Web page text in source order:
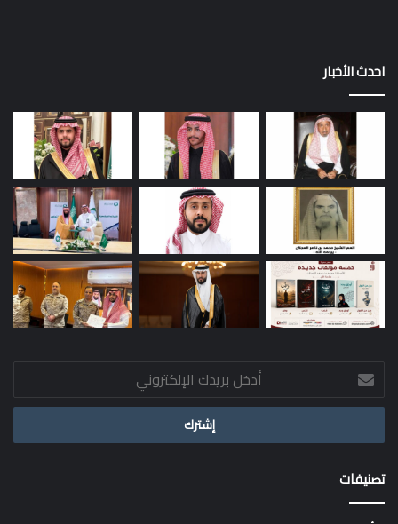
احدث الأخبار
أدخل
بريدك
الإلكتروني
تصنيفات